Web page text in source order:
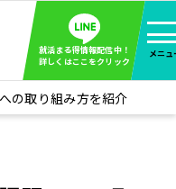
就活まる得情報配信中！
詳しくはここをクリック
メニュ
全て見る
部
徹底調査！
の取り組み方を紹介